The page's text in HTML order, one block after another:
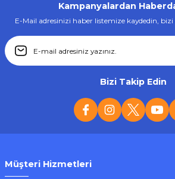
Kampanyalardan
E-Mail adresinizi haber listemize kaydedin, bizi
Bizi Takip Edin
Müşteri Hizmetleri